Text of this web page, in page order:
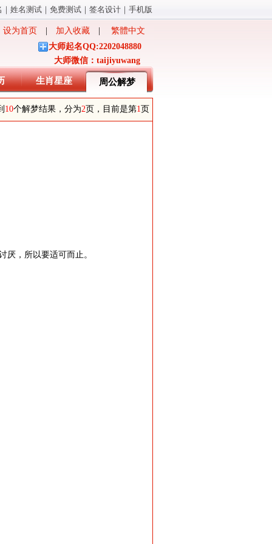
｜ 姓名测试 ｜ 免费测试 ｜ 签名设计 ｜ 手机版
设为首页 加入收藏
繁體中文
大师起名QQ:2202048880
大师微信：taijiyuwang
生肖星座 周公解梦
10个解梦结果，分为2页，目前是第1页
，所以要适可而止。